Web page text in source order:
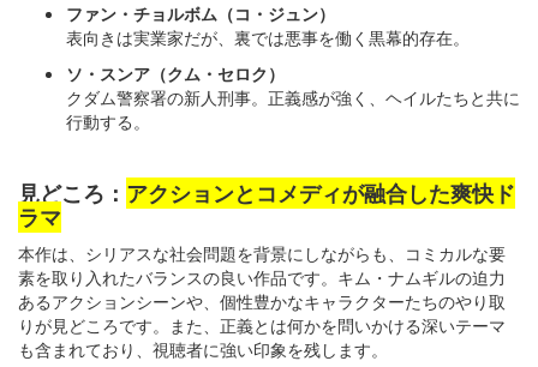
ファン・チョルボム（コ・ジュン）
表向きは実業家だが、裏では悪事を働く黒幕的存在。
ソ・スンア（クム・セロク）
クダム警察署の新人刑事。正義感が強く、ヘイルたちと共に
行動する。
見どころ： アクションとコメディが融合した爽快ド
ラマ
本作は、シリアスな社会問題を背景にしながらも、コミカルな要
素を取り入れたバランスの良い作品です。キム・ナムギルの迫力
あるアクションシーンや、個性豊かなキャラクターたちのやり取
りが見どころです。また、正義とは何かを問いかける深いテーマ
も含まれており、視聴者に強い印象を残します。